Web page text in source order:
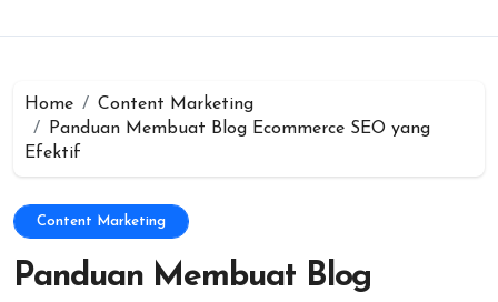
Home
Content Marketing
Panduan Membuat Blog Ecommerce SEO yang
Efektif
Content Marketing
Panduan Membuat Blog